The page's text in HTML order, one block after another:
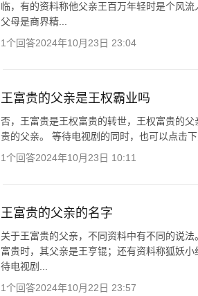
临，有的资料称他父亲王百万年轻时是个风
父母是商界精...
1个回答2024年10月23日 23:04
王富贵的父亲是王权霸业吗
否，王富贵是王权富贵的转世，王权富贵的
贵的父亲。 等待电视剧的同时，也可以点击
1个回答2024年10月23日 10:11
王富贵的父亲的名字
关于王富贵的父亲，不同资料中有不同的说
富贵时，其父亲是王亨锟；还有资料称狐妖
待电视剧...
1个回答2024年10月22日 23:57